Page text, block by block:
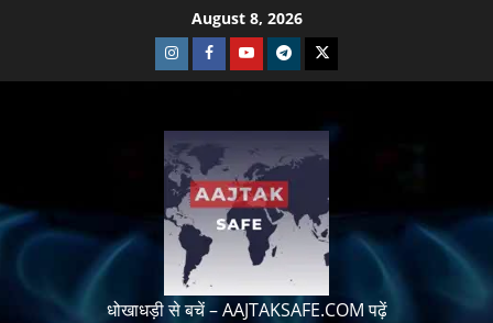
August 8, 2026
धोखाधड़ी से बचें – AAJTAKSAFE.COM पढ़ें